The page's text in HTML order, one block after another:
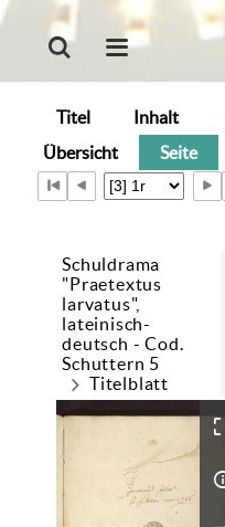
Titel
Inhalt
Übersicht
Seite
Schuldrama
"Praetextus
larvatus",
lateinisch-
deutsch - Cod.
Schuttern 5
Titelblatt